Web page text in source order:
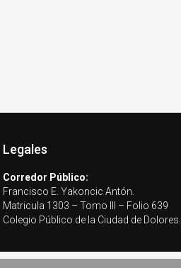
Legales
Corredor Público:
Francisco E. Yakoncic Antón.
Matricula 1303 – Tomo III – Folio 639
Colegio Público de la Ciudad de Dolores.